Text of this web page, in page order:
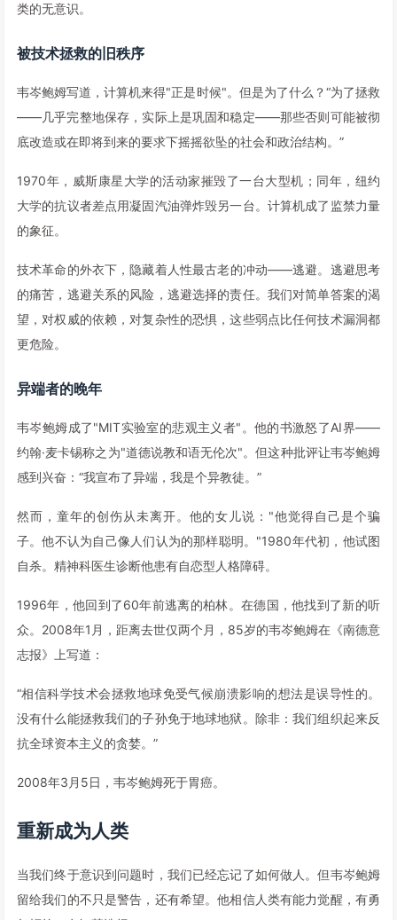
类的无意识。
被技术拯救的旧秩序
韦岑鲍姆写道，计算机来得"正是时候"。但是为了什么？“为了拯救
——几乎完整地保存，实际上是巩固和稳定——那些否则可能被彻
底改造或在即将到来的要求下摇摇欲坠的社会和政治结构。”
1970年，威斯康星大学的活动家摧毁了一台大型机；同年，纽约
大学的抗议者差点用凝固汽油弹炸毁另一台。计算机成了监禁力量
的象征。
技术革命的外衣下，隐藏着人性最古老的冲动——逃避。逃避思考
的痛苦，逃避关系的风险，逃避选择的责任。我们对简单答案的渴
望，对权威的依赖，对复杂性的恐惧，这些弱点比任何技术漏洞都
更危险。
异端者的晚年
韦岑鲍姆成了"MIT实验室的悲观主义者"。他的书激怒了AI界——
约翰·麦卡锡称之为"道德说教和语无伦次"。但这种批评让韦岑鲍姆
感到兴奋：“我宣布了异端，我是个异教徒。”
然而，童年的创伤从未离开。他的女儿说："他觉得自己是个骗
子。他不认为自己像人们认为的那样聪明。"1980年代初，他试图
自杀。精神科医生诊断他患有自恋型人格障碍。
1996年，他回到了60年前逃离的柏林。在德国，他找到了新的听
众。2008年1月，距离去世仅两个月，85岁的韦岑鲍姆在《南德意
志报》上写道：
“相信科学技术会拯救地球免受气候崩溃影响的想法是误导性的。
没有什么能拯救我们的子孙免于地球地狱。除非：我们组织起来反
抗全球资本主义的贪婪。”
2008年3月5日，韦岑鲍姆死于胃癌。
重新成为人类
当我们终于意识到问题时，我们已经忘记了如何做人。但韦岑鲍姆
留给我们的不只是警告，还有希望。他相信人类有能力觉醒，有勇